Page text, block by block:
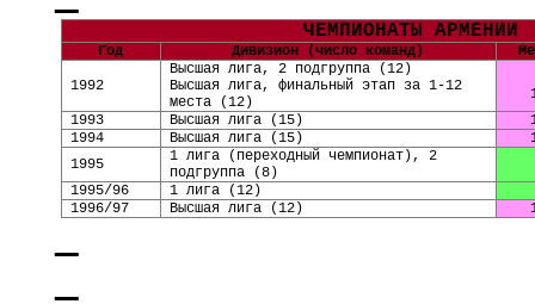
ЧЕМПИОНАТЫ АРМЕНИИ
Год Дивизион (число команд)
1992
Высшая лига, 2 подгруппа (12 )
Высшая лига, финальный этап за 1-12
места (12)
1993
Высшая лига (15 )
1994
Высшая лига (15 )
1995
1 лига (переходный чемпионат), 2
подгруппа (8)
1995/96
1 лига (12 )
1996/97
Высшая лига (12 )